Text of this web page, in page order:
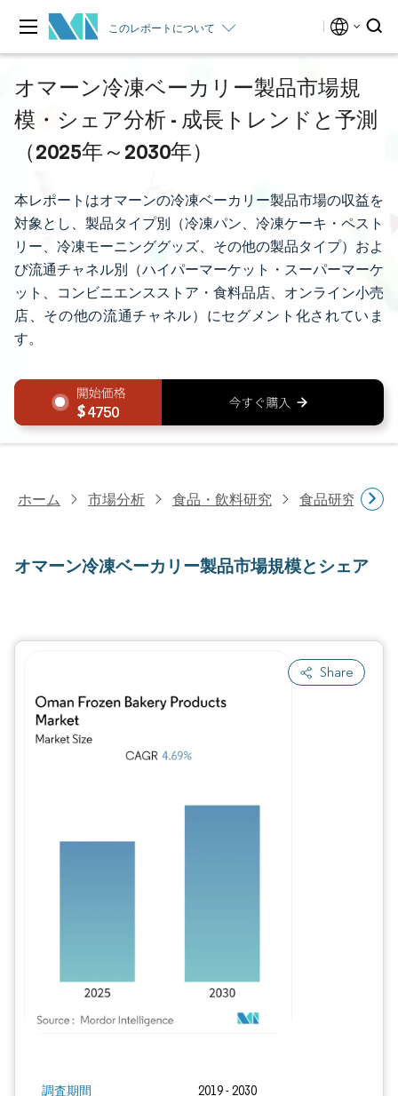
このレポートについて
オマーン冷凍ベーカリー製品市場規
模・シェア分析 - 成長トレンドと予測
（2025年～2030年）
本レポートはオマーンの冷凍ベーカリー製品市場の収益を
対象とし、製品タイプ別（冷凍パン、冷凍ケーキ・ペスト
リー、冷凍モーニンググッズ、その他の製品タイプ）およ
び流通チャネル別（ハイパーマーケット・スーパーマーケ
ット、コンビニエンスストア・食料品店、オンライン小売
店、その他の流通チャネル）にセグメント化されていま
す。
4750
ホーム 市場分析 食品・飲料研究 食品研究
オマーン冷凍ベーカリー製品市場規模とシェア
Share
調査期間 2019 - 2030